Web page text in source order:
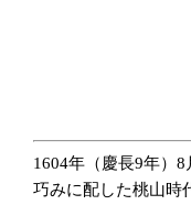
1604年（慶長9年）
巧みに配した桃山時